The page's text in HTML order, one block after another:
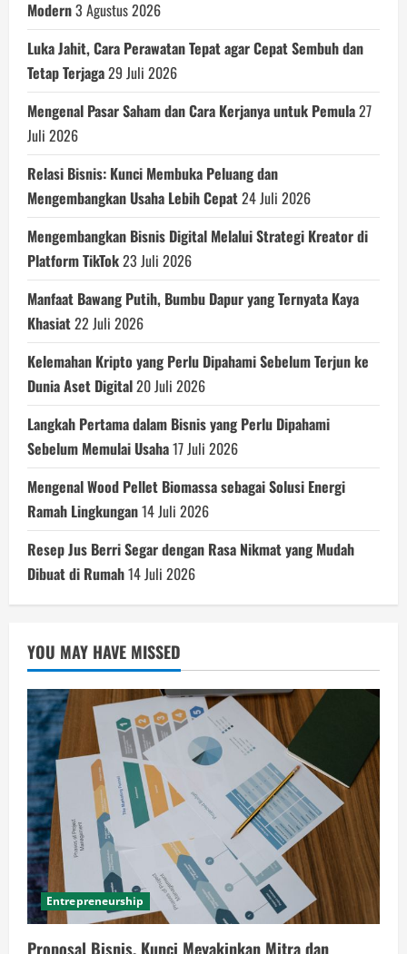
Modern3 Agustus 2026
Luka Jahit, Cara Perawatan Tepat agar Cepat Sembuh dan
Tetap Terjaga29 Juli 2026
Mengenal Pasar Saham dan Cara Kerjanya untuk Pemula27
Juli 2026
Relasi Bisnis: Kunci Membuka Peluang dan
Mengembangkan Usaha Lebih Cepat24 Juli 2026
Mengembangkan Bisnis Digital Melalui Strategi Kreator di
Platform TikTok23 Juli 2026
Manfaat Bawang Putih, Bumbu Dapur yang Ternyata Kaya
Khasiat22 Juli 2026
Kelemahan Kripto yang Perlu Dipahami Sebelum Terjun ke
Dunia Aset Digital20 Juli 2026
Langkah Pertama dalam Bisnis yang Perlu Dipahami
Sebelum Memulai Usaha17 Juli 2026
Mengenal Wood Pellet Biomassa sebagai Solusi Energi
Ramah Lingkungan14 Juli 2026
Resep Jus Berri Segar dengan Rasa Nikmat yang Mudah
Dibuat di Rumah14 Juli 2026
YOU MAY HAVE MISSED
Entrepreneurship
Proposal Bisnis, Kunci Meyakinkan Mitra dan